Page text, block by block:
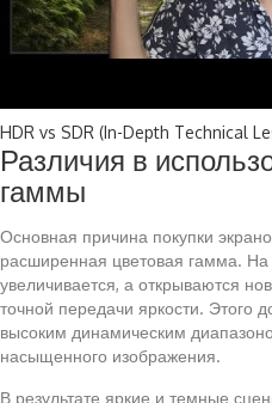
HDR vs SDR (In-Depth Technical
Различия в
гаммы
Основная причина покупки
расширенная цветовая гамма.
увеличивается, а открываются
точной передачи яркости. Этого
высоким динамическим
насыщенного изображения.
В результате яркие и темные